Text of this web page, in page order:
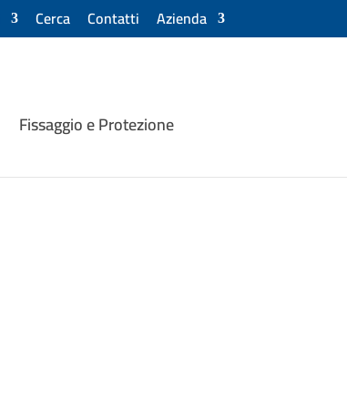
Cerca Contatti Azienda
Fissaggio e Protezione